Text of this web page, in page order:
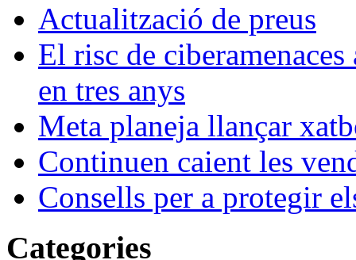
Actualització de preus
El risc de
en tres anys
Meta planeja llançar
Continuen caient les
Consells per a protegir
Categories